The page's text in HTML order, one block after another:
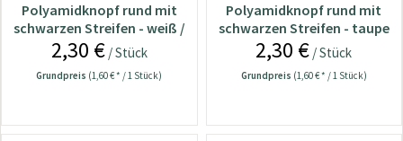
Polyamidknopf rund mit
schwarzen Streifen - weiß /
28 mm
2,30 €/ Stück
Grundpreis (1,60 € * / 1 Stück)
Polyamidknopf rund mit
schwarzen Streifen - taupe
/ 28 mm
2,30 € / Stück
Grundpreis (1,60 € * / 1 Stück)